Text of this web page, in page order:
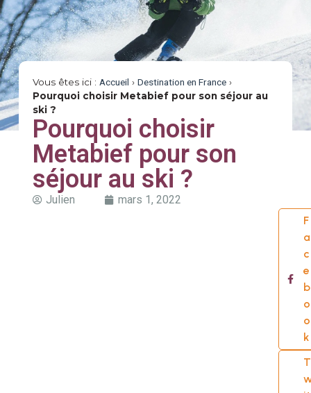
Vous êtes ici : Accueil › Destination en France›
Pourquoi choisir Metabief pour son séjour au
ski ?
Pourquoi choisir
Metabief pour son
séjour au ski ?
Julien mars 1, 2022
F
a
c
e
b
o
o
k
T